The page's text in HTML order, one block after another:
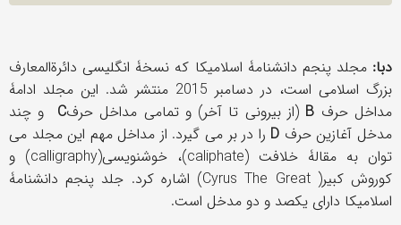
دبا: مجلد پنجم دانشنامۀ اسلامیکا که نسخۀ انگلیسی دائرةالمعارف
بزرگ اسلامی است، در دسامبر 2015 منتشر شد. این مجلد ادامۀ
مداخل حرف B (از بیرونی تا آخر) و تمامی مداخل حرفC
و چند
مدخل آغازین حرف D را در بر می گیرد. از مداخل مهم این مجلد می
توان به مقالۀ خلافت (caliphate)، خوشنویسی(calligraphy) و
کوروش کبیر( (Cyrus The Great اشاره کرد. جلد پنجم دانشنامۀ
اسلامیکا دارای یکصد و دو مدخل است.